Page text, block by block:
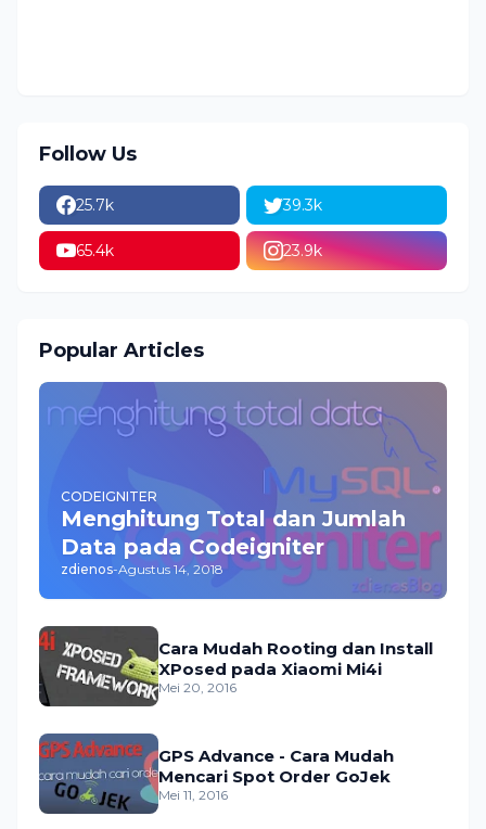
Follow Us
25.7k 39.3k
65.4k 23.9k
Popular Articles
CODEIGNITER
Menghitung Total dan Jumlah
Data pada Codeigniter
zdienos-Agustus 14, 2018
Cara Mudah Rooting dan Install
XPosed pada Xiaomi Mi4i
Mei 20, 2016
GPS Advance - Cara Mudah
Mencari Spot Order GoJek
Mei 11, 2016